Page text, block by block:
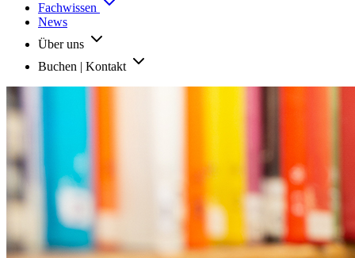
Fachwissen
News
Über uns
Buchen | Kontakt